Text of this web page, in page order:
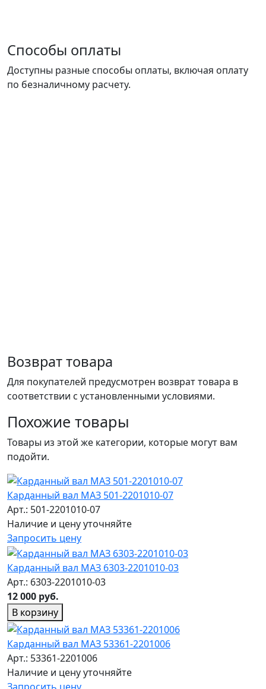
Способы оплаты
Доступны разные способы оплаты, включая оплату
по безналичному расчету.
Возврат товара
Для покупателей предусмотрен возврат товара в
соответствии с установленными условиями.
Похожие товары
Товары из этой же категории, которые могут вам
подойти.
Карданный вал МАЗ 501-2201010-07
Арт.: 501-2201010-07
Наличие и цену уточняйте
Запросить цену
Карданный вал МАЗ 6303-2201010-03
Арт.: 6303-2201010-03
12 000 руб.
В корзину
Карданный вал МАЗ 53361-2201006
Арт.: 53361-2201006
Наличие и цену уточняйте